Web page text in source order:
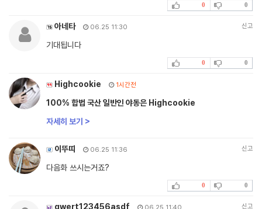
0 0
아네타 06.25 11:30 신고
기대됩니다
0 0
Highcookie 1시간전
100% 합법 국산 일반인 야동은 Highcookie
자세히 보기 >
이뚜띠 06.25 11:36 신고
다음화 쓰시는거죠?
0 0
qwert123456asdf 신고